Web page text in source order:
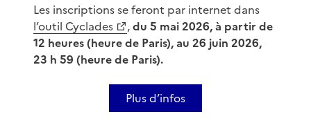
Les inscriptions se feront par internet dans
l’outil Cyclades
,du 5 mai 2026, à partir de
12 heures (heure de Paris), au 26 juin 2026,
23 h 59 (heure de Paris).
Plus d’infos